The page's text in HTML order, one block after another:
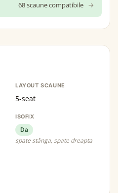
68 scaune compatibile →
LAYOUT SCAUNE
5-seat
ISOFIX
Da
spate stânga, spate dreapta